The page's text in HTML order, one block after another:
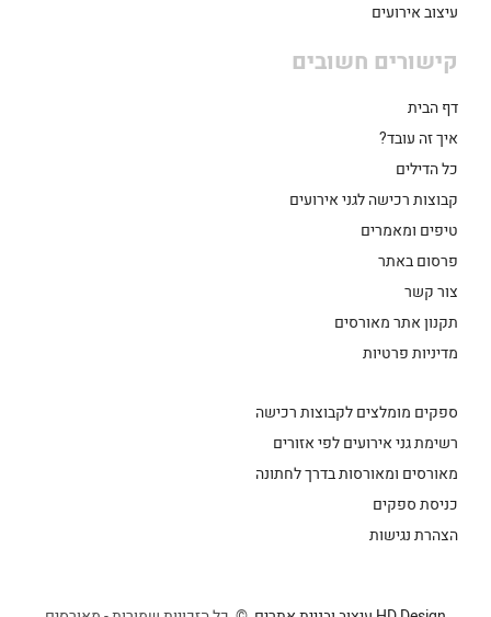
עיצוב אירועים
קישורים חשובים
דף הבית
איך זה עובד?
כל הדילים
קבוצות רכישה לגני אירועים
טיפים ומאמרים
פרסום באתר
צור קשר
תקנון אתר מאורסים
מדיניות פרטיות
ספקים מומלצים לקבוצות רכישה
רשימת גני אירועים לפי אזורים
מאורסים ומאורסות בדרך לחתונה
כניסת ספקים
הצהרת נגישות